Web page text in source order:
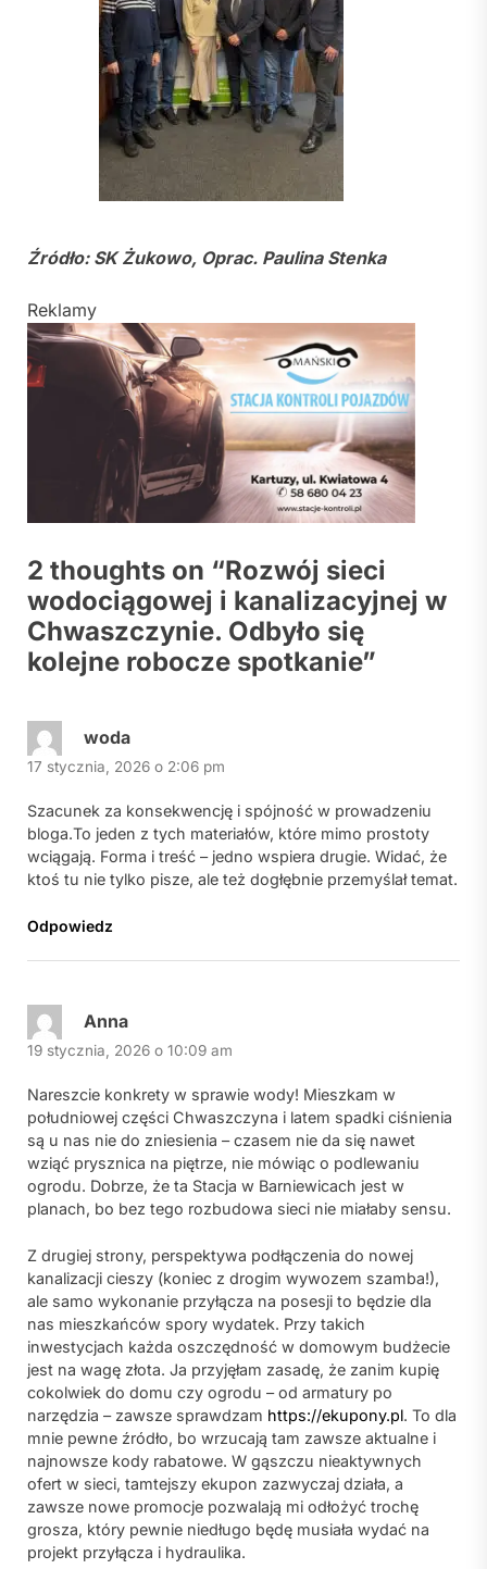
Źródło: SK Żukowo, Oprac. Paulina Stenka
Reklamy
2 thoughts on “Rozwój sieci
wodociągowej i kanalizacyjnej w
Chwaszczynie. Odbyło się
kolejne robocze spotkanie”
woda
17 stycznia, 2026 o 2:06 pm
Szacunek za konsekwencję i spójność w prowadzeniu
bloga.To jeden z tych materiałów, które mimo prostoty
wciągają. Forma i treść – jedno wspiera drugie. Widać, że
ktoś tu nie tylko pisze, ale też dogłębnie przemyślał temat.
Odpowiedz
Anna
19 stycznia, 2026 o 10:09 am
Nareszcie konkrety w sprawie wody! Mieszkam w
południowej części Chwaszczyna i latem spadki ciśnienia
są u nas nie do zniesienia – czasem nie da się nawet
wziąć prysznica na piętrze, nie mówiąc o podlewaniu
ogrodu. Dobrze, że ta Stacja w Barniewicach jest w
planach, bo bez tego rozbudowa sieci nie miałaby sensu.
Z drugiej strony, perspektywa podłączenia do nowej
kanalizacji cieszy (koniec z drogim wywozem szamba!),
ale samo wykonanie przyłącza na posesji to będzie dla
nas mieszkańców spory wydatek. Przy takich
inwestycjach każda oszczędność w domowym budżecie
jest na wagę złota. Ja przyjęłam zasadę, że zanim kupię
cokolwiek do domu czy ogrodu – od armatury po
narzędzia – zawsze sprawdzam https://ekupony.pl. To dla
mnie pewne źródło, bo wrzucają tam zawsze aktualne i
najnowsze kody rabatowe. W gąszczu nieaktywnych
ofert w sieci, tamtejszy ekupon zazwyczaj działa, a
zawsze nowe promocje pozwalają mi odłożyć trochę
grosza, który pewnie niedługo będę musiała wydać na
projekt przyłącza i hydraulika.